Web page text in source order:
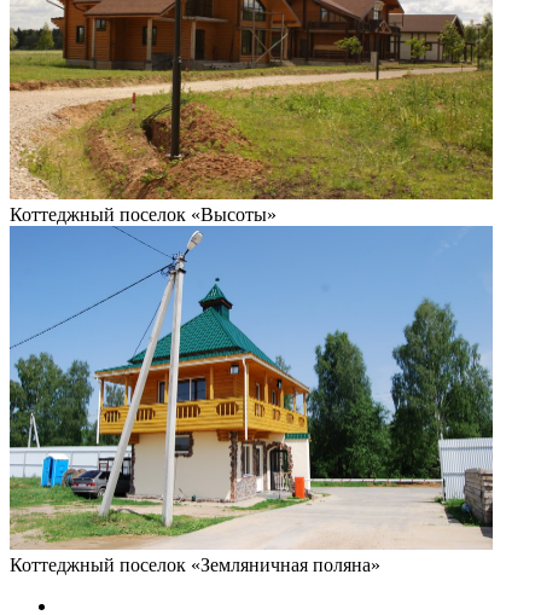
Коттеджный поселок «Высоты»
Коттеджный поселок «Земляничная поляна»